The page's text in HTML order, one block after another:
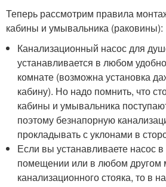
Теперь рассмотрим правила
кабины и умывальника (раковины):
Канализационный насос для
устанавливается в любом
комнате (возможна установка
кабину). Но надо помнить, что
кабины и умывальника
поэтому безнапорную
прокладывать с уклонами в
Если вы устанавливаете насос
помещении или в любом другом
канализационного стояка, то в